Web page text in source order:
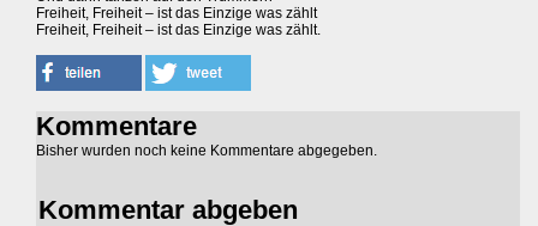
Freiheit, Freiheit – ist das Einzige was zählt
Freiheit, Freiheit – ist das Einzige was zählt.
Kommentare
Bisher wurden noch keine Kommentare abgegeben.
Kommentar abgeben